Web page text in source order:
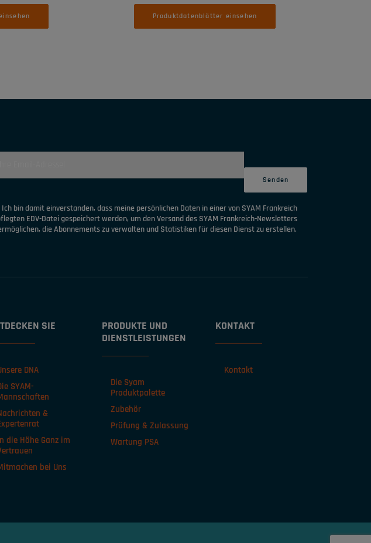
Produktdatenblätter einsehen
Ich bin damit einverstanden, dass meine persönlichen Daten in einer von SYAM Frankreich
EDV-Datei gespeichert werden, um den Versand des SYAM Frankreich-Newsletters
die Abonnements zu verwalten und Statistiken für diesen Dienst zu erstellen.
SIE
DNA
SYAM-
&
die Höhe Ganz im
bei Uns
PRODUKTE UND
DIENSTLEISTUNGEN
Die Syam
Produktpalette
Zubehör
Prüfung & Zulassung
Wartung PSA
KONTAKT
Kontakt